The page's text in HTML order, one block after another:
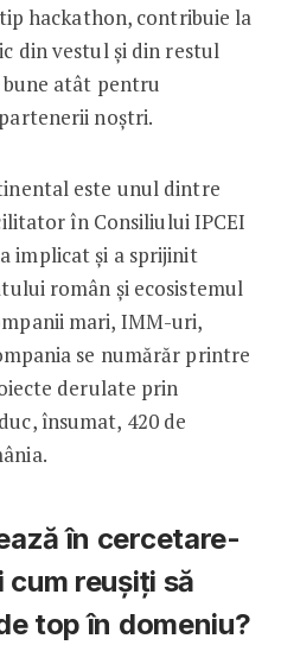
hackathon, contribuie la
din vestul și din restul
atât pentru
noștri.
este unul dintre
în Consiliului IPCEI
implicat și a sprijinit
român și ecosistemul
mari, IMM-uri,
se numărăr printre
derulate prin
însumat, 420 de
în cercetare-
reușiți să
top în domeniu?